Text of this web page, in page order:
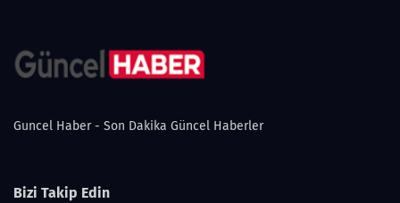
Guncel Haber - Son Dakika Güncel Haberler
Bizi Takip Edin